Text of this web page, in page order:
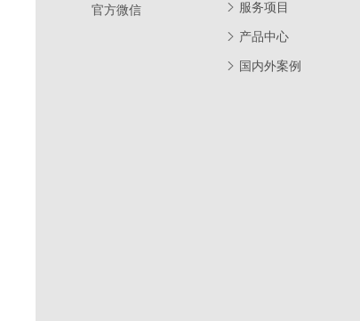
官方微信 服务项目
产品中心
国内外案例